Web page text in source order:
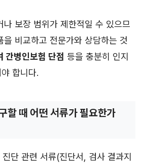
나 보장 범위가 제한적일 수 있으므
비교하고 전문가와 상담하는 것
간병인보험 단점 등을 충분히 인지
합니다.
할 때 어떤 서류가 필요한가
단 관련 서류(진단서, 검사 결과지